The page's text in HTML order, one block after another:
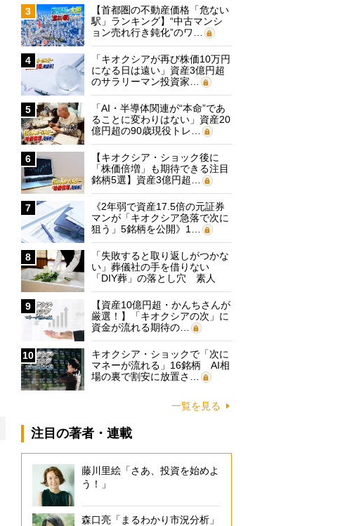
3
【首都圏の不動産価格「危ない
駅」ランキング】“中古マンシ
ョン売れ行き鈍化”のワ…
4
「キオクシアが再び株価10万円
になる日は遠い」資産3億円超
のサラリーマン投資家…
5
「AI・半導体関連が“本命”であ
ることに変わりはない」資産20
億円超の90歳現役トレ…
6
【キオクシア・ショック後に
「株価倍増」も期待できる注目
銘柄5選】資産3億円超…
7
《2年弱で資産17.5倍の元証券
マンが「キオクシア急落で次に
狙う」5銘柄を公開》1…
8
「失敗すると取り返しがつかな
い」葬儀社の手を借りない
「DIY葬」の落とし穴 素人
に…
9
【資産10億円超・かんちさんが
厳選！】「キオクシアの次」に
資金が流れる期待の…
10
キオクシア・ショックで「次に
マネーが流れる」16銘柄 AI相
場の裏で割安に放置さ…
一覧を見る
注目の著者・連載
藤川里絵「さあ、投資を始めよ
う！」
森口亮「まるわかり市況分析」